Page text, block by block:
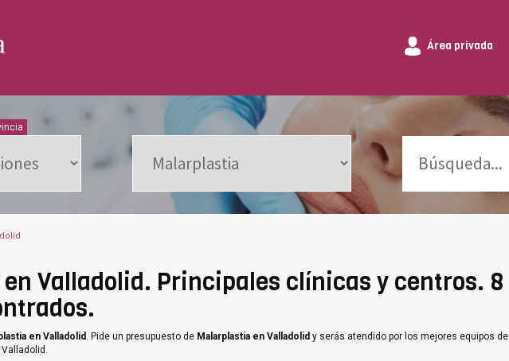
Área privada
Valladolid. Principales clínicas y centros. 8
en Valladolid . Pide un presupuesto de Malarplastia en Valladolid y serás atendido por los mejores equipos de